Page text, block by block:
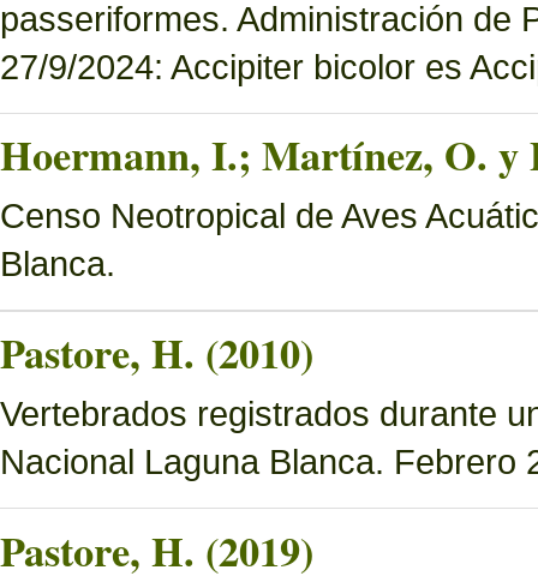
passeriformes. Administración de
27/9/2024: Accipiter bicolor es
Hoermann, I.; Martínez, O. y
Censo Neotropical de Aves
Blanca.
Pastore, H. (2010)
Vertebrados registrados durante
Nacional Laguna Blanca. Febrero
Pastore, H. (2019)